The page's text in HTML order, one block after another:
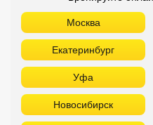
Москва
Екатеринбург
Уфа
Новосибирск